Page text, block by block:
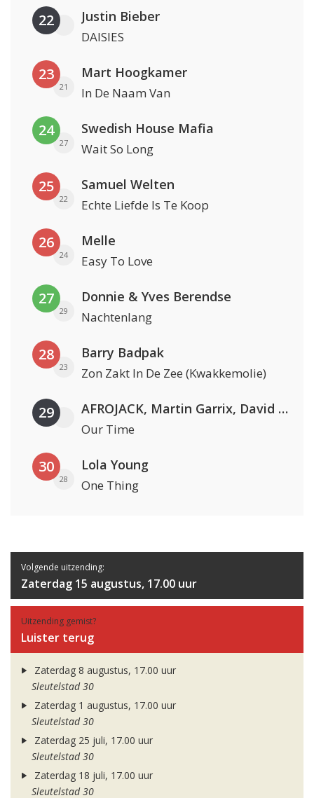
22 Justin Bieber
DAISIES
23
21
Mart Hoogkamer
In De Naam Van
24
27
Swedish House Mafia
Wait So Long
25
22
Samuel Welten
Echte Liefde Is Te Koop
26
24
Melle
Easy To Love
27
29
Donnie & Yves Berendse
Nachtenlang
28
23
Barry Badpak
Zon Zakt In De Zee (Kwakkemolie)
29 AFROJACK, Martin Garrix, David Guetta & Amél
Our Time
30
28
Lola Young
One Thing
Volgende uitzending:
Zaterdag 15 augustus, 17.00 uur
Uitzending gemist?
Luister terug
Zaterdag 8 augustus, 17.00 uur
Sleutelstad 30
Zaterdag 1 augustus, 17.00 uur
Sleutelstad 30
Zaterdag 25 juli, 17.00 uur
Sleutelstad 30
Zaterdag 18 juli, 17.00 uur
Sleutelstad 30